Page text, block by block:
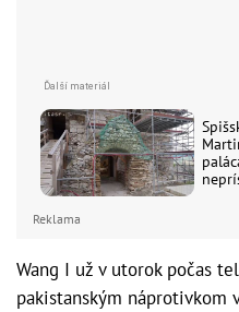
Reklama
Wang I už v utorok počas
pakistanským náprotivkom